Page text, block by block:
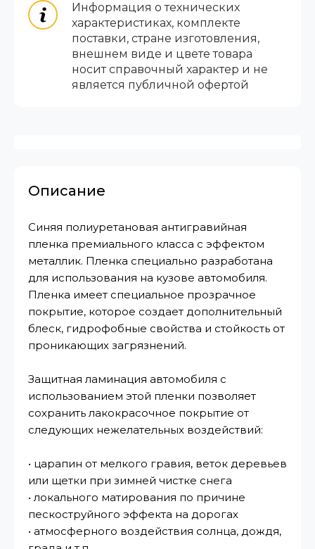
Информация о технических
характеристиках, комплекте
поставки, стране изготовления,
внешнем виде и цвете товара
носит справочный характер и не
является публичной офертой
Описание
Синяя полиуретановая антигравийная
пленка премиального класса с эффектом
металлик. Пленка специально разработана
для использования на кузове автомобиля.
Пленка имеет специальное прозрачное
покрытие, которое создает дополнительный
блеск, гидрофобные свойства и стойкость от
проникающих загрязнений.
Защитная ламинация автомобиля с
использованием этой пленки позволяет
сохранить лакокрасочное покрытие от
следующих нежелательных воздействий:
• царапин от мелкого гравия, веток деревьев
или щетки при зимней чистке снега
• локального матирования по причине
пескоструйного эффекта на дорогах
• атмосферного воздействия солнца, дождя,